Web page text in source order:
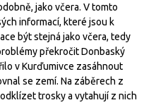
jako včera. V tomto
informací, které jsou k
být stejná jako včera, tedy
překročit Donbaský
v Kurďumivce zasáhnout
se zemí. Na záběrech z
trosky a vytahují z nich